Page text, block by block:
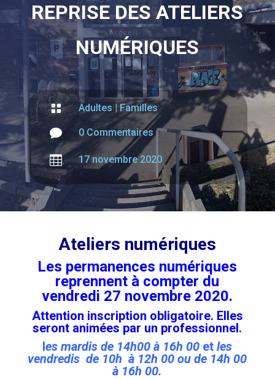
REPRISE DES ATELIERS
NUMÉRIQUES
 Adultes |Familles
 0 Commentaires
 17 novembre 2020
Ateliers numériques
Les permanences numériques
reprennent à compter du
vendredi 27 novembre 2020.
Attention inscription obligatoire. Elles
seront animées par un professionnel.
les mardis de 14h00 à 16h 00 etles
vendredis de 10h à 12h 00 ou de 14h 00
à 16h 00.